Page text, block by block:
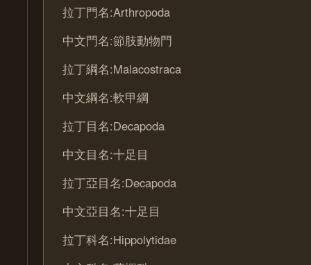
拉丁門名:Arthropoda
中文門名:節肢動物門
拉丁綱名:Malacostraca
中文綱名:軟甲綱
拉丁目名:Decapoda
中文目名:十足目
拉丁亞目名:Decapoda
中文亞目名:十足目
拉丁科名:Hippolytidae